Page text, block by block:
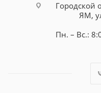
Городской
ЯМ,
Пн. – Вс.: